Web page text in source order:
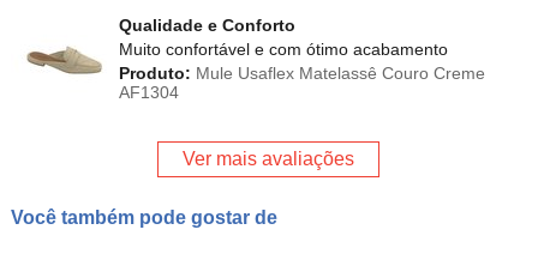
Qualidade e Conforto
Muito confortável e com ótimo acabamento
Produto: Mule Usaflex Matelassê Couro Creme
AF1304
Ver mais avaliações
Você também pode gostar de